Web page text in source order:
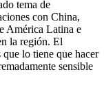
tema de
con China,
América Latina e
la región. El
que lo tiene que hacer
sensible